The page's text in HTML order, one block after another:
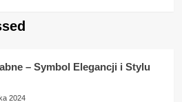
– Symbol Elegancji i Stylu
2024